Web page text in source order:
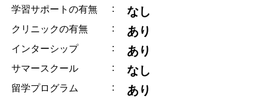
学習サポートの有無 : なし
クリニックの有無 : あり
インターシップ : あり
サマースクール : なし
留学プログラム : あり